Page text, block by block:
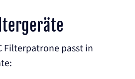
Filterpatrone passt in